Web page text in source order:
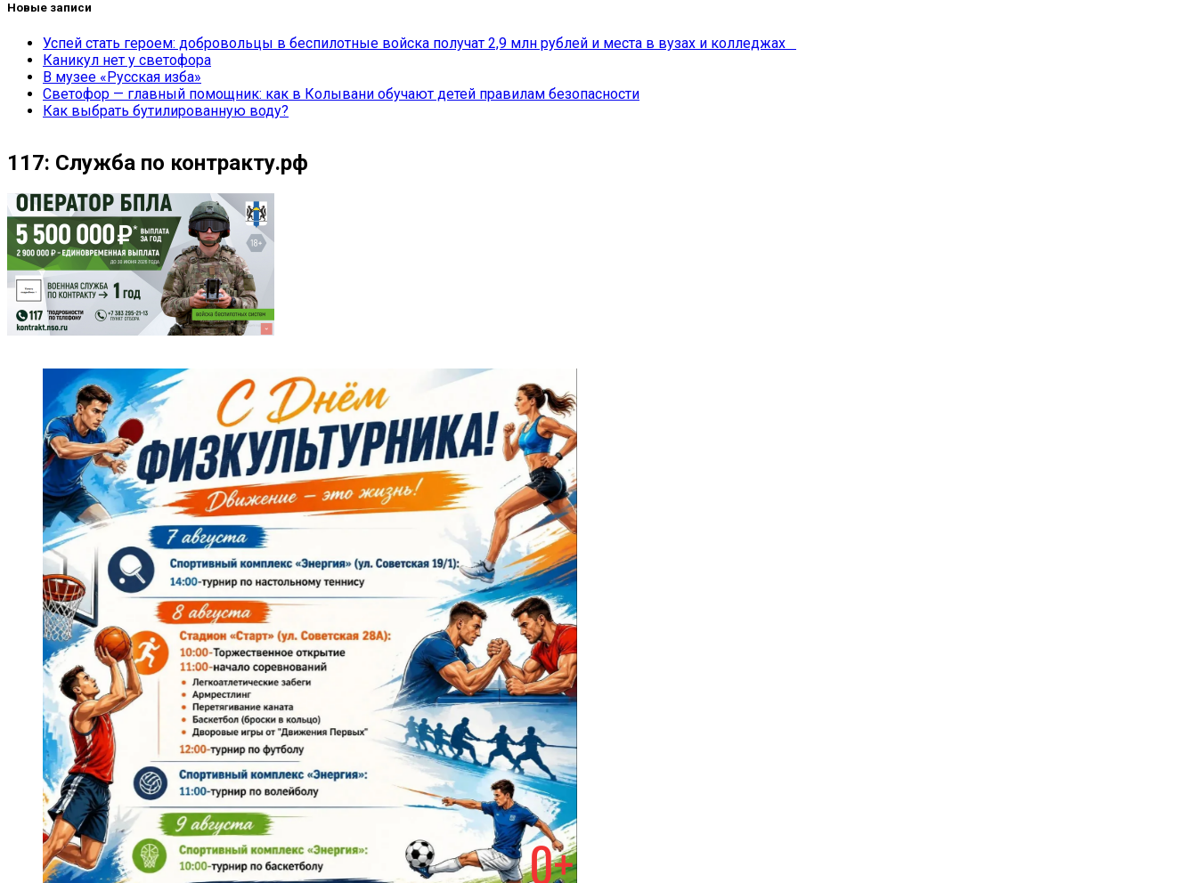
Новые записи
Успей стать героем: добровольцы в беспилотные войска получат 2,9 млн рублей и места в вузах и колледжах
Каникул нет у светофора
В музее «Русская изба»
Светофор — главный помощник: как в Колывани обучают детей правилам безопасности
Как выбрать бутилированную воду?
117: Служба по контракту.рф